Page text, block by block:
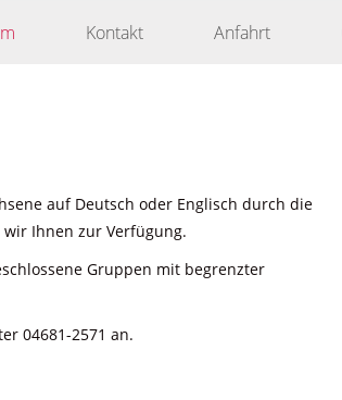
Kontakt Anfahrt
auf Deutsch oder Englisch durch die
Ihnen zur Verfügung.
Gruppen mit begrenzter
04681-2571 an.